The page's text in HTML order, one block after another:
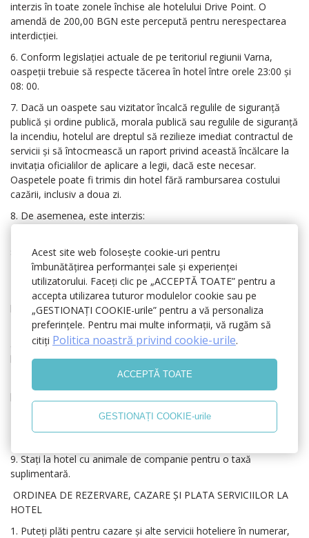
Acest site web folosește cookie-uri pentru
îmbunătățirea performanței sale și experienței
utilizatorului. Faceți clic pe „ACCEPTĂ TOATE” pentru a
accepta utilizarea tuturor modulelor cookie sau pe
„GESTIONAȚI COOKIE-urile” pentru a vă personaliza
preferințele. Pentru mai multe informații, vă rugăm să
citiți Politica noastră privind cookie-urile.
ACCEPTĂ TOATE
GESTIONAȚI COOKIE-urile
interzis în toate zonele închise ale hotelului Drive Point. O
amendă de 200,00 BGN este percepută pentru nerespectarea
interdicției.
6. Conform legislației actuale de pe teritoriul regiunii Varna,
oaspeții trebuie să respecte tăcerea în hotel între orele 23:00 și
08: 00.
7. Dacă un oaspete sau vizitator încalcă regulile de siguranță
publică și ordine publică, morala publică sau regulile de siguranță
la incendiu, hotelul are dreptul să rezilieze imediat contractul de
servicii și să întocmească un raport privind această încălcare la
invitația oficialilor de aplicare a legii, dacă este necesar.
Oaspetele poate fi trimis din hotel fără rambursarea costului
cazării, inclusiv a doua zi.
8. De asemenea, este interzis:
sănătatea și viața altora în hotel și depozitarea în camere.
Scoaterea și mutarea mobilierului din camere.
Intrarea în spațiile de birouri și utilizarea intrărilor și ieșirilor de
birouri.
Încălcarea normelor de comportament general acceptate.ora.
abuzul de alcool și utilizare substanțe narcotice pe teritoriul
hotelului.
Comportament agresiv și acțiuni care amenință sănătatea și
proprietatea altora.
Deteriorarea proprietății hotelului.
9. Stați la hotel cu animale de companie pentru o taxă
suplimentară.
ORDINEA DE REZERVARE, CAZARE ȘI PLATA SERVICIILOR LA
HOTEL
1. Puteți plăti pentru cazare și alte servicii hoteliere în numerar,